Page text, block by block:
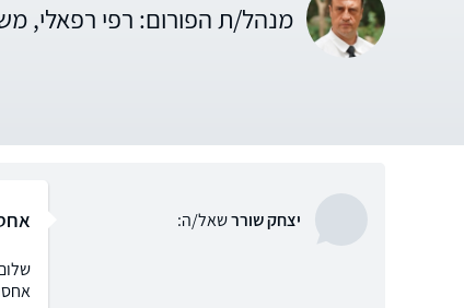
מנהל/ת הפורום: רפי רפאלי,
יצחק שוררשאל/ה: